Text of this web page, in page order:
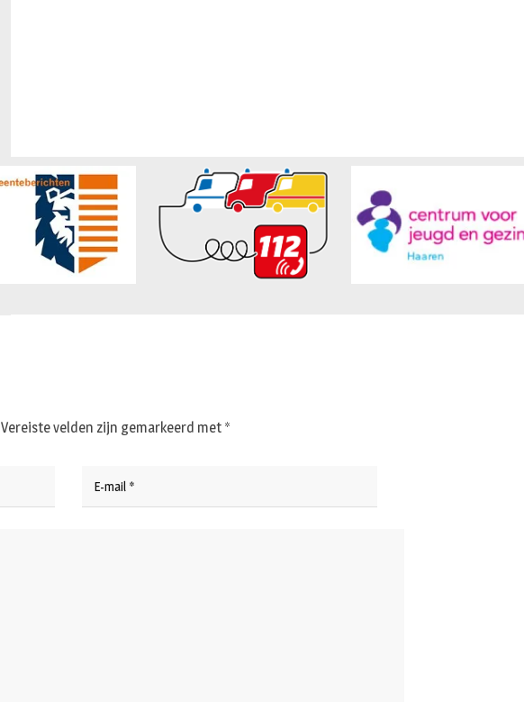
Vereiste velden zijn gemarkeerd met *